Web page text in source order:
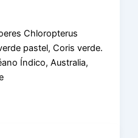
Chloropterus
pastel, Coris verde.
Índico, Australia,